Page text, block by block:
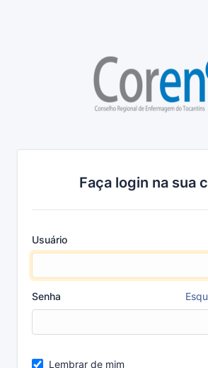
Faça login na sua
Usuário
Senha
Lembrar de mim